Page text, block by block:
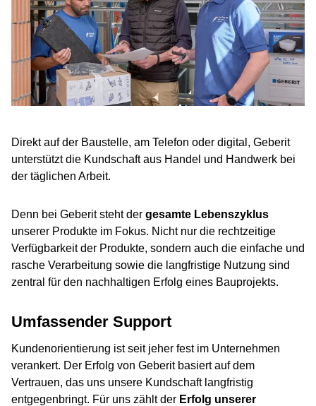
Direkt auf der Baustelle, am Telefon oder digital, Geberit
unterstützt die Kundschaft aus Handel und Handwerk bei
der täglichen Arbeit.
Denn bei Geberit steht der gesamte Lebenszyklus
unserer Produkte im Fokus. Nicht nur die rechtzeitige
Verfügbarkeit der Produkte, sondern auch die einfache und
rasche Verarbeitung sowie die langfristige Nutzung sind
zentral für den nachhaltigen Erfolg eines Bauprojekts.
Umfassender Support
Kundenorientierung ist seit jeher fest im Unternehmen
verankert. Der Erfolg von Geberit basiert auf dem
Vertrauen, das uns unsere Kundschaft langfristig
entgegenbringt. Für uns zählt der Erfolg unserer